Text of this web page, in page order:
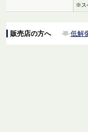
※ス
販売店の方へ 低解